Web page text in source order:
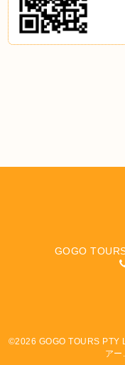
GOGO
©2026 GOGO TOURS PTY
アー